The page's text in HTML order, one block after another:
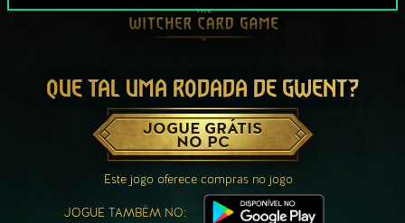
QUE TAL UMA RODADA DE GWENT?
JOGUE GRÁTIS
NO PC
Este jogo oferece compras no jogo
JOGUE TAMBÉM NO: